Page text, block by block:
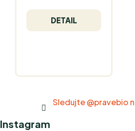
DETAIL
Sledujte @pravebio
Instagram